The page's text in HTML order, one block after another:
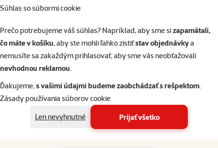
Súhlas so súbormi cookie
Prečo potrebujeme váš súhlas? Napríklad, aby sme sizapamätali,
čo máte v košíku, aby ste mohli ľahko zistiťstav objednávkya
nemusíte sa zakaždým prihlasovať, aby sme vás neobťažovali
nevhodnou reklamou.
Ďakujeme,s vašimi údajmi budeme zaobchádzať s rešpektom.
Zásady používania súborov cookie
Len nevyhnutné
Prijať všetko
82 predajní, sme blízko vás
Naši odborníci v predajni sú vám vždy k dispozícii, aby vám
poradili